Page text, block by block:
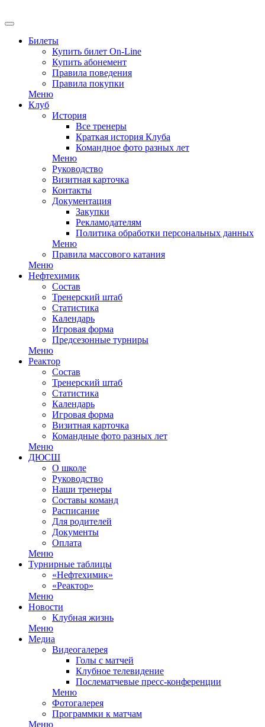
Билеты
Купить билет On-Line
Купить абонемент
Правила поведения
Правила покупки
Меню
Клуб
История
Все тренеры
Краткая история Клуба
Командное фото разных лет
Меню
Руководство
Визитная карточка
Контакты
Документация
Закупки
Рекламодателям
Политика обработки персональных данных
Меню
Правила массового катания
Меню
Нефтехимик
Состав
Тренерский штаб
Статистика
Календарь
Игровая форма
Предсезонные турниры
Меню
Реактор
Состав
Тренерский штаб
Статистика
Календарь
Игровая форма
Визитная карточка
Командные фото разных лет
Меню
ДЮСШ
О школе
Руководство
Наши тренеры
Составы команд
Расписание
Для родителей
Документы
Оплата
Меню
Турнирные таблицы
«Нефтехимик»
«Реактор»
Меню
Новости
Клубная жизнь
Меню
Медиа
Видеогалерея
Голы с матчей
Клубное телевидение
Послематчевые пресс-конференции
Меню
Фотогалерея
Программки к матчам
Меню